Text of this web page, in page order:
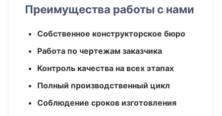
Преимущества работы с нами
Собственное конструкторское бюро
Работа по чертежам заказчика
Контроль качества на всех этапах
Полный производственный цикл
Соблюдение сроков изготовления